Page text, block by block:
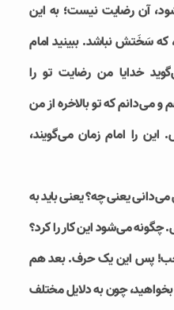
آن رضایت نیست؛ به این
سَخَتش نباشد. ببینید امام
خدایا من رضایت تو را
می‌دانم که تو بالاخره از من
را امام زمان می‌گویند،
یعنی چه؟ یعنی باید به
چگونه می‌شود این کار را کرد؟
خب! پس این یک حرف. بعد هم
بخواهید، چون به دلایل مختلف